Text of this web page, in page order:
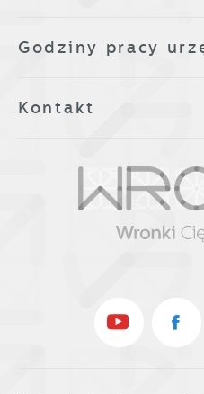
Godziny pracy
Kontakt